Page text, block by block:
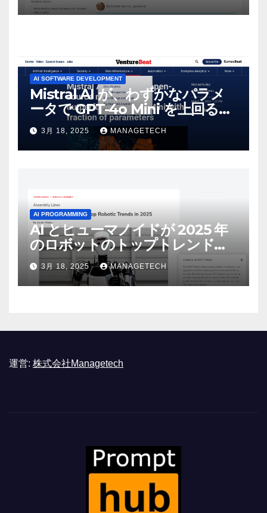
AI SOFTWARE DEVELOPMENT
Mistral AI が、わずかなパラメ
ータで GPT-4o Mini を上回る新
しいオープンソース モデルをリ
リース | VentureBeat
3月 18, 2025 MANAGETECH
AI PROGRAMMING
AI とヒューマノイドが 2025 年
のロボットのトップトレンドに |
ASSEMBLY
3月 18, 2025 MANAGETECH
運営: 株式会社Managetech